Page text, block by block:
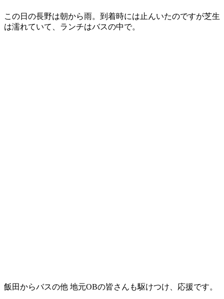
この日の長野は朝から雨。到着時には止んいたのですが芝生
は濡れていて、ランチはバスの中で。
飯田からバスの他 地元OBの皆さんも駆けつけ、応援です。